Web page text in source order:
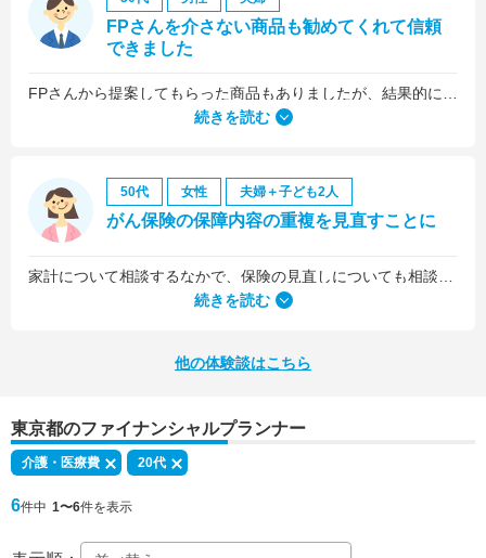
FPさんを介さない商品も勧めてくれて信頼
できました
続きを読む
50代 女性 夫婦＋子ども2人
がん保険の保障内容の重複を見直すことに
続きを読む
他の体験談はこちら
東京都のファイナンシャルプランナー
介護・医療費 20代
6件中 1〜6件を表示